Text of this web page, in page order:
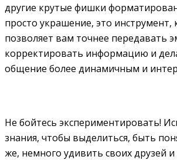
другие крутые фишки
просто украшение, это инструмент,
позволяет вам точнее передавать
корректировать информацию и
общение более динамичным и
Не бойтесь экспериментировать!
знания, чтобы выделиться, быть
же, немного удивить своих друзей и